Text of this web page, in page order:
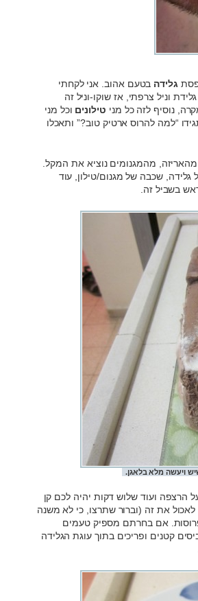
גלידה בטעם אהוב. אני לקחתי
וניל צרפתי, אז שוקו-וניל זה
נוסיף לזה כל מני טילונים וכל מני
“למה להרוס ארטיק טוב?” ותאכלו
מהמגנומים נוציא את המקל.
גלידה, שכבה של מגנום/טילון, עוד
בשביל זה.
ויעשה מלא בלאגן.
הרצפה ועוד שלוש דקות יהיה לכם קן
את זה (וברור שתרצו, כי לא משנה
אם בחרתם מספיק טעמים
קטנים ופריכים בתוך עוגת הגלידה